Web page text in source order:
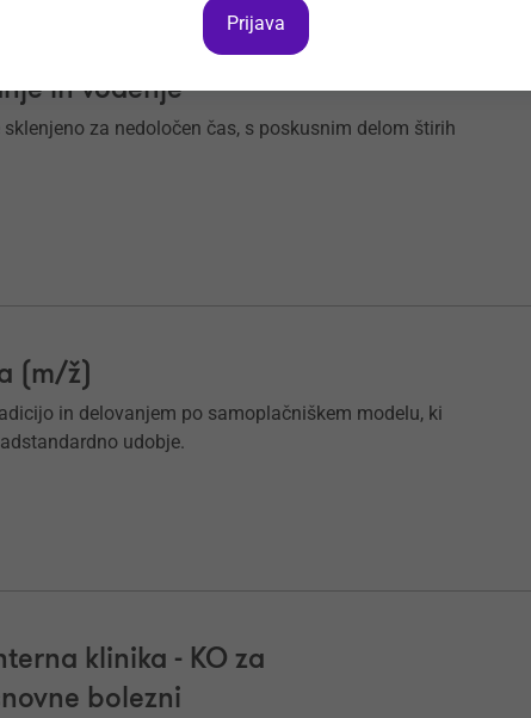
pravne zadeve VII/1 (m/ž) za
in vodenje
za nedoločen čas, s poskusnim delom štirih
(m/ž)
in delovanjem po samoplačniškem modelu, ki
udobje.
klinika - KO za
bolezni
Prijava